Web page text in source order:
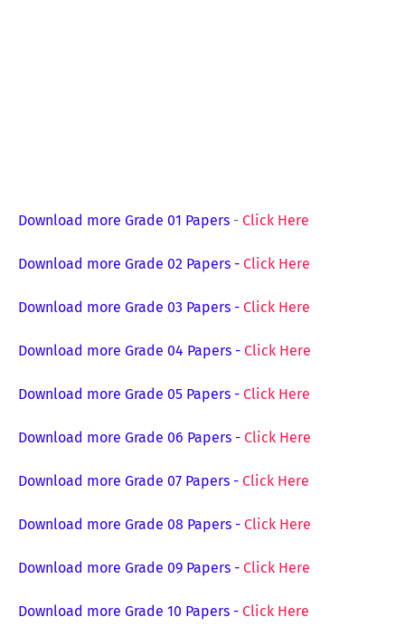
Download more Grade 01 Papers - Click Here
Download more Grade 02 Papers - Click Here
Download more Grade 03 Papers - Click Here
Download more Grade 04 Papers - Click Here
Download more Grade 05 Papers - Click Here
Download more Grade 06 Papers - Click Here
Download more Grade 07 Papers - Click Here
Download more Grade 08 Papers - Click Here
Download more Grade 09 Papers - Click Here
Download more Grade 10 Papers - Click Here